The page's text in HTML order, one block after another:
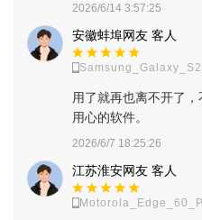
3、输入卡密后点击登录
2026/6/14 3:57:25
安徽蚌埠网友 客人
用了就再也离不开了
用心的软件。
2026/6/7 18:25:26
江苏淮安网友 客人